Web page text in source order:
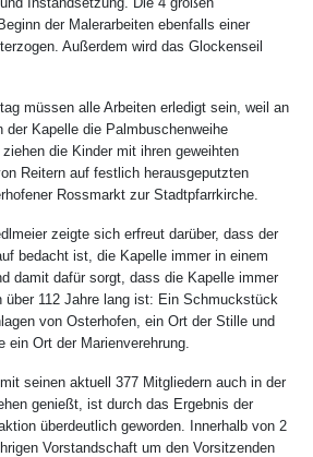
der Malerarbeiten ebenfalls einer
Außerdem wird das Glockenseil
müssen alle Arbeiten erledigt sein, weil an
der Kapelle die Palmbuschenweihe
die Kinder mit ihren geweihten
Reitern auf festlich herausgeputzten
Rossmarkt zur Stadtpfarrkirche.
zeigte sich erfreut darüber, dass der
bedacht ist, die Kapelle immer in einem
damit dafür sorgt, dass die Kapelle immer
112 Jahre lang ist: Ein Schmuckstück
von Osterhofen, ein Ort der Stille und
ein Ort der Marienverehrung.
seinen aktuell 377 Mitgliedern auch in der
genießt, ist durch das Ergebnis der
überdeutlich geworden. Innerhalb von 2
Vorstandschaft um den Vorsitzenden